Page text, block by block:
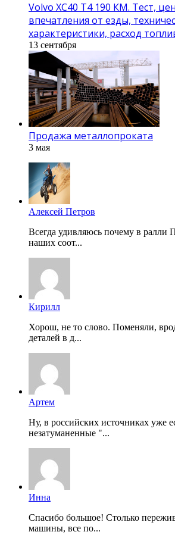
Volvo XC40 T4 190 КМ. Тест,
впечатления от езды,
характеристики, расход
13 сентября
Продажа металлопроката
3 мая
Алексей Петров
Всегда удивляюсь почему в ралли
наших соот...
Кирилл
Хорош, не то слово. Поменяли,
деталей в д...
Артем
Ну, в российских источниках уже
незатуманенные "...
Инна
Спасибо большое! Столько
машины, все по...